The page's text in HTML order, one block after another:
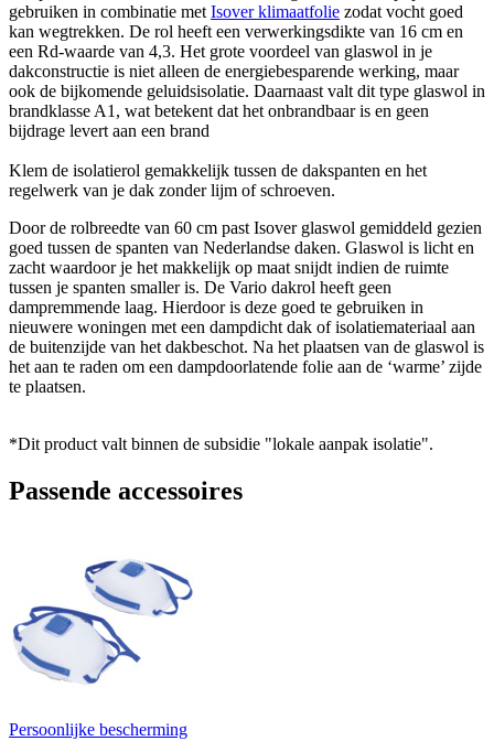
gebruiken in combinatie met Isover klimaatfolie zodat vocht goed
kan wegtrekken. De rol heeft een verwerkingsdikte van 16 cm en
een Rd-waarde van 4,3. Het grote voordeel van glaswol in je
dakconstructie is niet alleen de energiebesparende werking, maar
ook de bijkomende geluidsisolatie. Daarnaast valt dit type glaswol in
brandklasse A1, wat betekent dat het onbrandbaar is en geen
bijdrage levert aan een brand
Klem de isolatierol gemakkelijk tussen de dakspanten en het
regelwerk van je dak zonder lijm of schroeven.
Door de rolbreedte van 60 cm past Isover glaswol gemiddeld gezien
goed tussen de spanten van Nederlandse daken. Glaswol is licht en
zacht waardoor je het makkelijk op maat snijdt indien de ruimte
tussen je spanten smaller is. De Vario dakrol heeft geen
dampremmende laag. Hierdoor is deze goed te gebruiken in
nieuwere woningen met een dampdicht dak of isolatiemateriaal aan
de buitenzijde van het dakbeschot. Na het plaatsen van de glaswol is
het aan te raden om een dampdoorlatende folie aan de ‘warme’ zijde
te plaatsen.
*Dit product valt binnen de subsidie "lokale aanpak isolatie".
Passende accessoires
Persoonlijke bescherming